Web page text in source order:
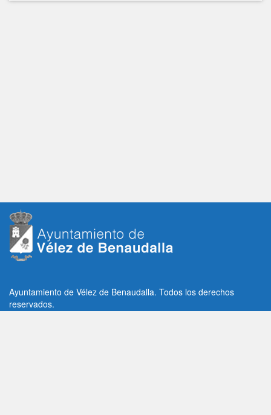
Ayuntamiento de Vélez de Benaudalla. Todos los derechos
reservados.